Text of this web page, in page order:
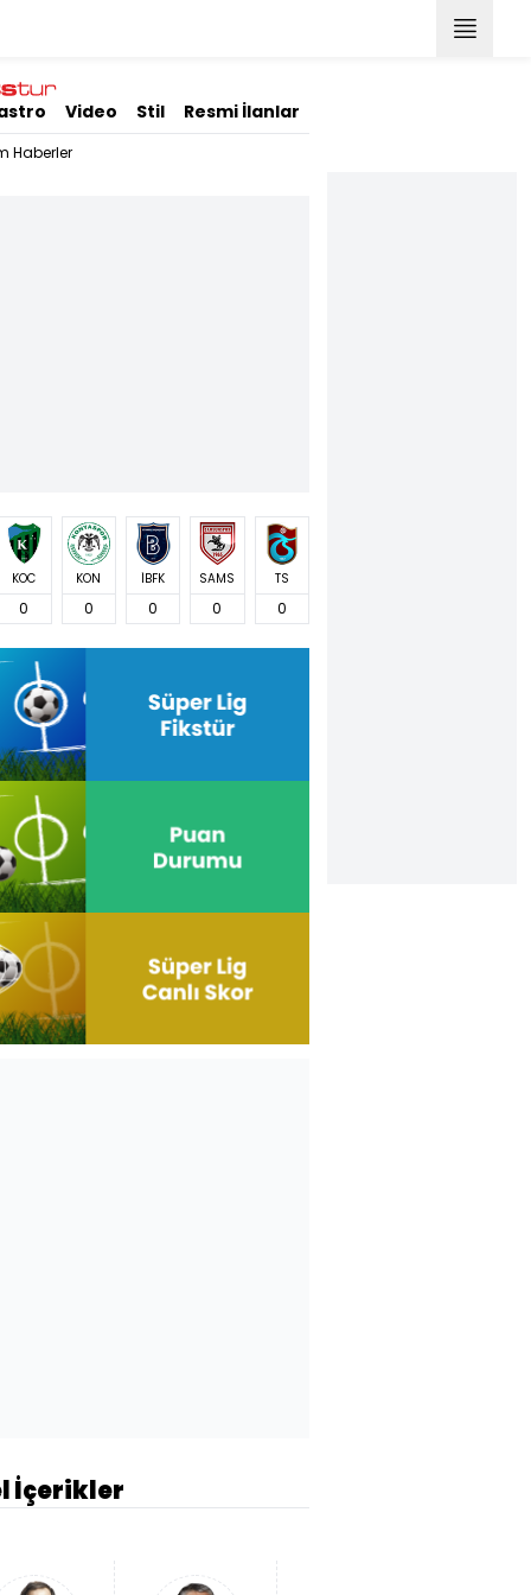
Video Stil Resmi İlanlar
Haberler
KOC
0
KON
0
İBFK
0
SAMS
0
TS
0
İçerikler